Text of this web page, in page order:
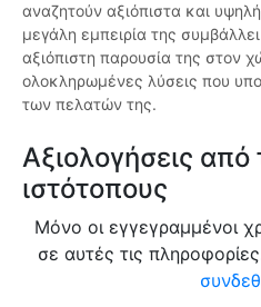
αναζητούν αξιόπιστα και
μεγάλη εμπειρία της
αξιόπιστη παρουσία της στον
ολοκληρωμένες λύσεις που
των πελατών της.
Αξιολογήσεις
ιστότοπους
Μόνο οι εγγεγραμμένοι
σε αυτές τις